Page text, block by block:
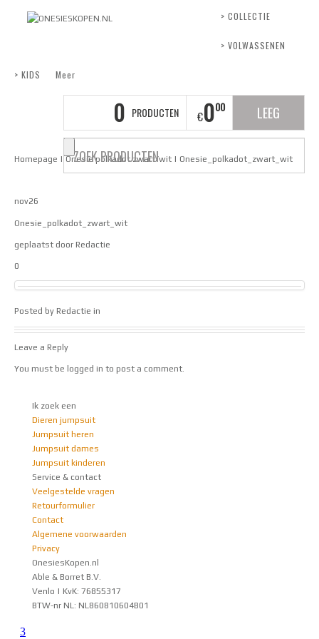
> COLLECTIE
> VOLWASSENEN
> KIDS Meer
0 PRODUCTEN €000 LEEG
Homepage |Onesie polkadot zwart/wit | Onesie_polkadot_zwart_wit
nov26
Onesie_polkadot_zwart_wit
geplaatst door Redactie
0
Posted by Redactie in
Leave a Reply
You must be logged in to post a comment.
Ik zoek een
Dieren jumpsuit
Jumpsuit heren
Jumpsuit dames
Jumpsuit kinderen
Service & contact
Veelgestelde vragen
Retourformulier
Contact
Algemene voorwaarden
Privacy
OnesiesKopen.nl
Able & Borret B.V.
Venlo | KvK: 76855317
BTW-nr NL: NL860810604B01